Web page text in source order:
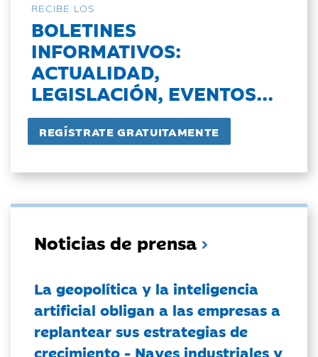
RECIBE LOS
BOLETINES
INFORMATIVOS:
ACTUALIDAD,
LEGISLACIÓN, EVENTOS...
Noticias de prensa
La geopolítica y la inteligencia
artificial obligan a las empresas a
replantear sus estrategias de
crecimiento - Naves industriales y